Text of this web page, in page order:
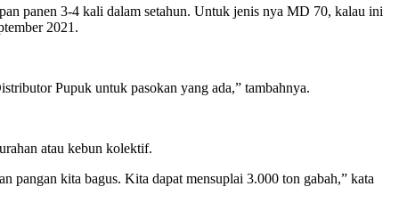
panen 3-4 kali dalam setahun. Untuk jenis nya MD 70, kalau ini
2021.
Pupuk untuk pasokan yang ada,” tambahnya.
atau kebun kolektif.
pangan kita bagus. Kita dapat mensuplai 3.000 ton gabah,” kata